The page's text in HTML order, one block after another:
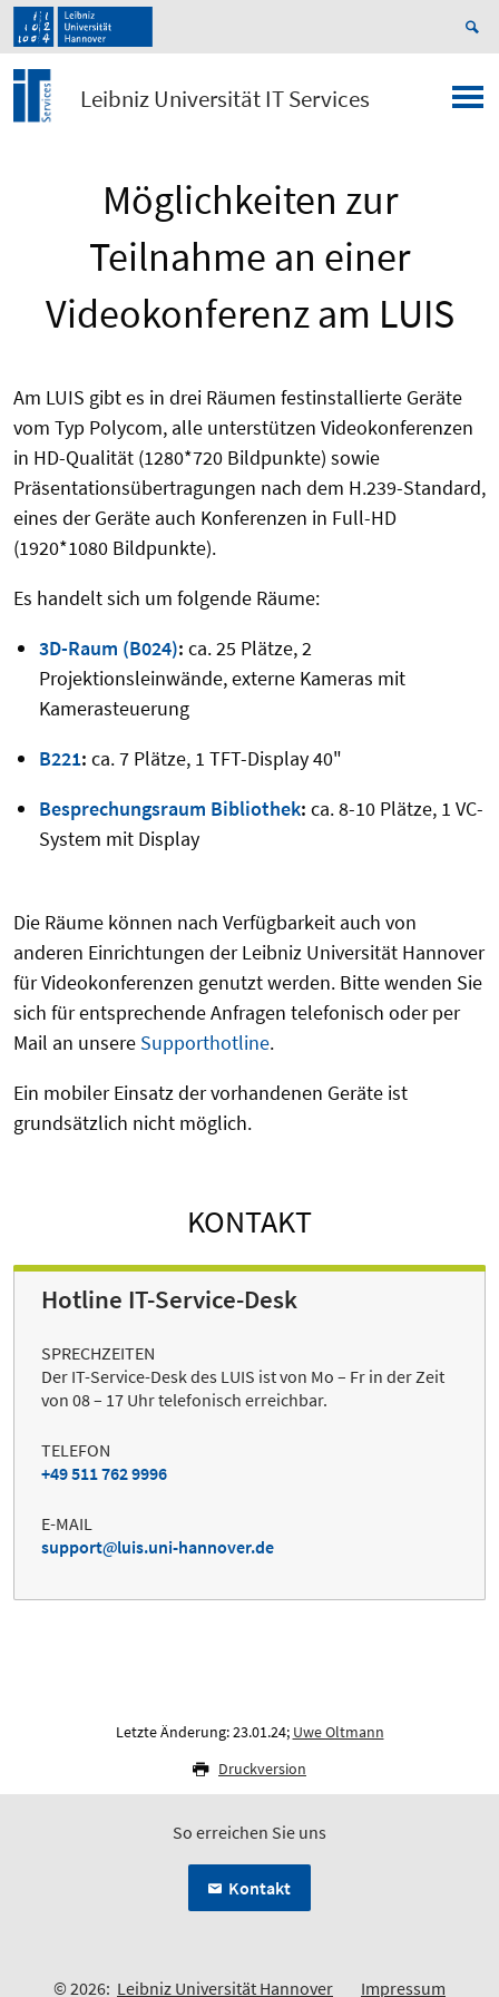
Leibniz Universität IT Services
Möglichkeiten zur
Teilnahme an einer
Videokonferenz am LUIS
Am LUIS gibt es in drei Räumen festinstallierte Geräte
vom Typ Polycom, alle unterstützen Videokonferenzen
in HD-Qualität (1280*720 Bildpunkte) sowie
Präsentationsübertragungen nach dem H.239-Standard,
eines der Geräte auch Konferenzen in Full-HD
(1920*1080 Bildpunkte).
Es handelt sich um folgende Räume:
3D-Raum (B024): ca. 25 Plätze, 2
Projektionsleinwände, externe Kameras mit
Kamerasteuerung
B221: ca. 7 Plätze, 1 TFT-Display 40"
Besprechungsraum Bibliothek: ca. 8-10 Plätze, 1 VC-
System mit Display
Die Räume können nach Verfügbarkeit auch von
anderen Einrichtungen der Leibniz Universität Hannover
für Videokonferenzen genutzt werden. Bitte wenden Sie
sich für entsprechende Anfragen telefonisch oder per
Mail an unsere Supporthotline.
Ein mobiler Einsatz der vorhandenen Geräte ist
grundsätzlich nicht möglich.
KONTAKT
Hotline IT-Service-Desk
SPRECHZEITEN
Der IT-Service-Desk des LUIS ist von Mo – Fr in der Zeit
von 08 – 17 Uhr telefonisch erreichbar.
TELEFON
+49 511 762 9996
E-MAIL
support
luis.uni-hannover.de
Letzte Änderung: 23.01.24; Uwe Oltmann
Druckversion
So erreichen Sie uns
Kontakt
© 2026: Leibniz Universität Hannover Impressum